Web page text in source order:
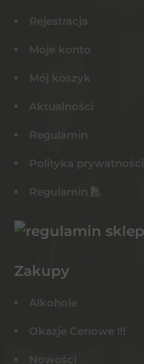
Rejestracja
Moje konto
Mój koszyk
Aktualności
Regulamin
Polityka prywatności
Regulamin
Zakupy
Alkohole
Okazje Cenowe !!!
Nowości